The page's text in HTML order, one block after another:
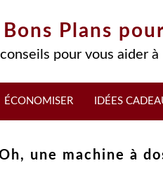
Plans
pour vous aider
ÉCONOMISER IDÉES
une machine à